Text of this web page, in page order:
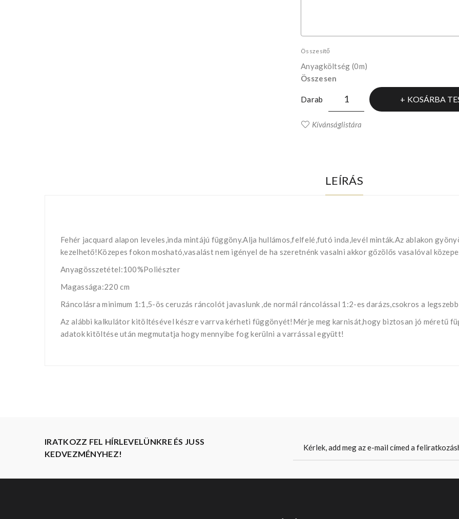
Összesítő
Anyagköltség (0m)
Összesen
Darab KOSÁRBA
Kívánságlistára
LEÍRÁS
Fehér jacquard alapon leveles,inda mintájú függöny.Alja hullámos,felfelé,futó inda,levél minták.Az ablakon
kezelhető!Közepes fokon mosható,vasalást nem igényel de ha szeretnénk vasalni akkor gőzölős vasalóval
Anyagösszetétel:100%Poliészter
Magassága:220 cm
Ráncolásra minimum 1:1,5-ös ceruzás ráncolót javaslunk ,de normál ráncolással 1:2-es darázs,csokros a
Az alábbi kalkulátor kitöltésével készre varrva kérheti függönyét!Mérje meg karnisát,hogy biztosan jó méretű
adatok kitöltése után megmutatja hogy mennyibe fog kerülni a varrással együtt!
IRATKOZZ FEL HÍRLEVELÜNKRE ÉS JUSS
KEDVEZMÉNYHEZ!